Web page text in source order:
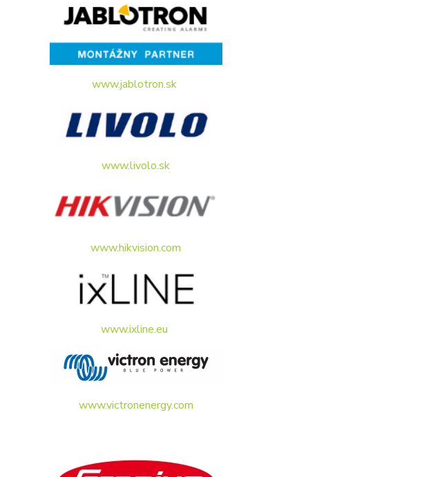
www.jablotron.sk
www.livolo.sk
www.hikvision.com
www.ixline.eu
www.victronenergy.com